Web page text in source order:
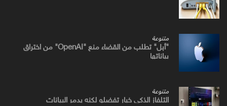
متنوعة
"أبل" تطلب من القضاء منع "OpenAI" من اختراق
بياناتها
متنوعة
التلفاز الذكي خيار تفضلو لكنه يدمر البيانات